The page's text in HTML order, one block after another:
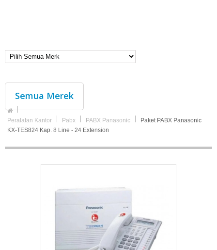
Semua Merek
Peralatan Kantor Pabx PABX Panasonic
Paket PABX Panasonic
KX-TES824 Kap. 8 Line - 24 Extension